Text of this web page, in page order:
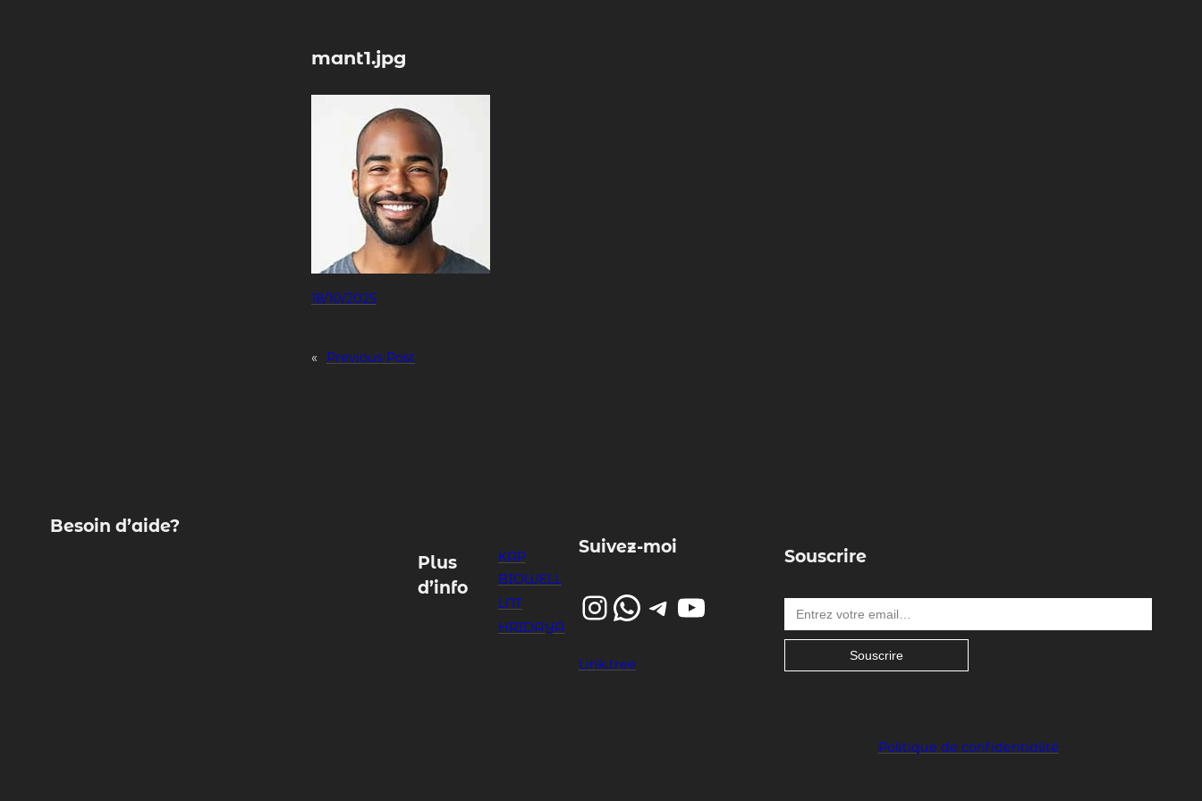
mant1.jpg
18/10/2025
« Previous Post
Besoin d’aide?
Plus
d’info
KAP
BIOWELL
LNT
HRIDAYA
Suivez-moi
InstagramWhatsApp Telegram YouTube
Link.tree
Souscrire
Entrez votre email…
Souscrire
Politique de confidentialité